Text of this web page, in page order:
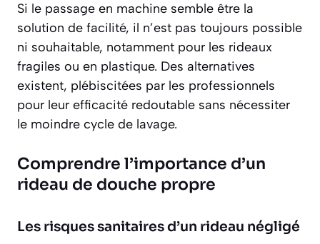
Si le passage en machine semble être la
solution de facilité, il n’est pas toujours possible
ni souhaitable, notamment pour les rideaux
fragiles ou en plastique. Des alternatives
existent, plébiscitées par les professionnels
pour leur efficacité redoutable sans nécessiter
le moindre cycle de lavage.
Comprendre l’importance d’un
rideau de douche propre
Les risques sanitaires d’un rideau négligé